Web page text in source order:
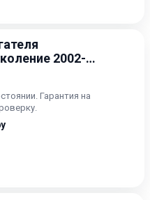
2002-
Гарантия на